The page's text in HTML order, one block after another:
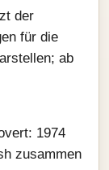
der
für die
ab
1974
zusammen